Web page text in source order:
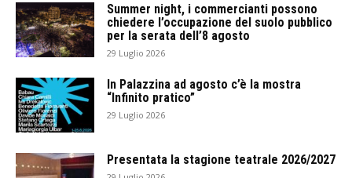
Summer night, i commercianti possono
chiedere l’occupazione del suolo pubblico
per la serata dell’8 agosto
29 Luglio 2026
In Palazzina ad agosto c’è la mostra
“Infinito pratico”
29 Luglio 2026
Presentata la stagione teatrale 2026/2027